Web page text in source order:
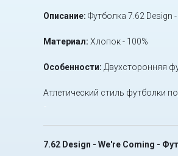
Описание: Футболка 7.62 Design
Материал: Хлопок - 100%
Особенности: Двухсторонняя
Атлетический стиль футболки
7.62 Design - We're Coming -